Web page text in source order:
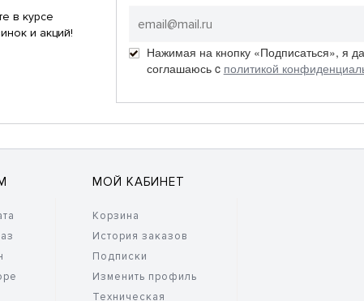
в курсе
и акций!
Нажимая на кнопку «Подписаться», я
соглашаюсь c политикой
МОЙ КАБИНЕТ
Корзина
История заказов
Подписки
Изменить профиль
Техническая